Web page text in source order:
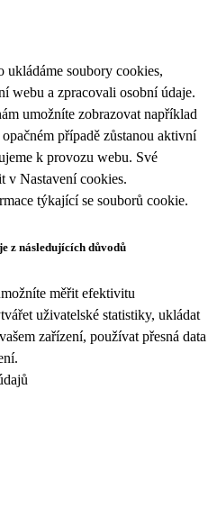
ukládáme soubory cookies,
webu a zpracovali osobní údaje.
umožníte zobrazovat například
případě zůstanou aktivní
k provozu webu. Své
v Nastavení cookies.
týkající se souborů cookie.
z následujících důvodů
měřit efektivitu
uživatelské statistiky, ukládat
zařízení, používat přesná data